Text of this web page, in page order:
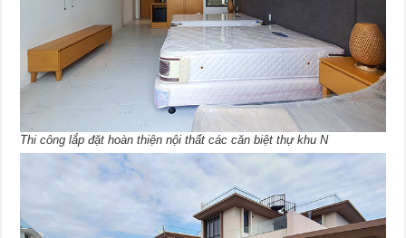
Thi công lắp đặt hoàn thiện nội thất các căn biệt thự khu N